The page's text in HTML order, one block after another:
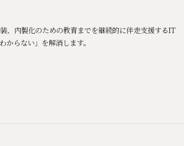
内製化のための教育までを継続的に伴走支援するIT
らない」を解消します。